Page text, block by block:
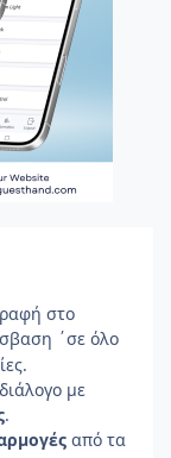
στο
΄σε όλο
με
.
από τα